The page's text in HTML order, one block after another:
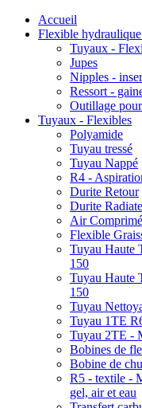
Accueil
Flexible
Tuyaux -
Jupes
Nipples -
Ressort -
Outillage
Tuyaux - Flexibles
Polyamide
Tuyau tressé
Tuyau Nappé
R4 -
Durite Retour
Durite
Air Comprimé
Flexible
Tuyau Haute
150
Tuyau Haute
150
Tuyau
Tuyau 1TE
Tuyau 2TE -
Bobines de
Bobine de
R5 - textile -
gel, air et eau